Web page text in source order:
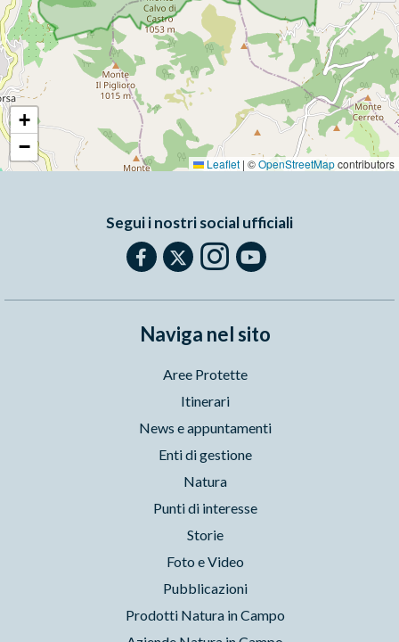
+
−
Leaflet | ©OpenStreetMapcontributors
Segui i nostri social ufficiali
Naviga nel sito
Aree Protette
Itinerari
News e appuntamenti
Enti di gestione
Natura
Punti di interesse
Storie
Foto e Video
Pubblicazioni
Prodotti Natura in Campo